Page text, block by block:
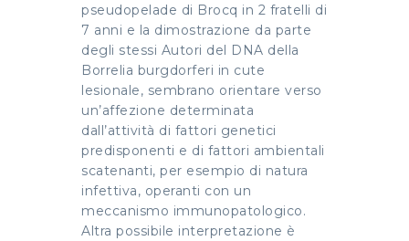
pseudopelade di Brocq in 2 fratelli di
7 anni e la dimostrazione da parte
degli stessi Autori del DNA della
Borrelia burgdorferi in cute
lesionale, sembrano orientare verso
un’affezione determinata
dall’attività di fattori genetici
predisponenti e di fattori ambientali
scatenanti, per esempio di natura
infettiva, operanti con un
meccanismo immunopatologico.
Altra possibile interpretazione è